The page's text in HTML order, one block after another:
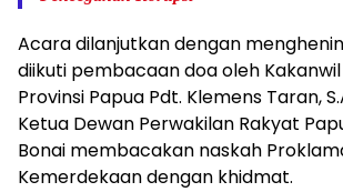
Acara dilanjutkan dengan
diikuti pembacaan doa oleh
Provinsi Papua Pdt. Klemens Taran,
Ketua Dewan Perwakilan Rakyat
Bonai membacakan naskah
Kemerdekaan dengan khidmat.